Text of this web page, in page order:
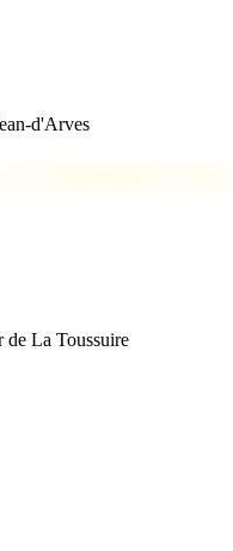
d'Arves
de La Toussuire